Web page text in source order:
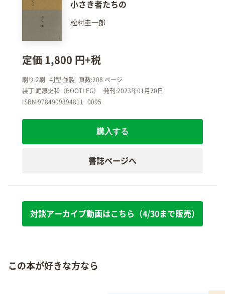
小さき者たちの
松村圭一郎
定価 1,800 円+税
刷り:2刷 判型:並製
頁数:208 ページ
装丁:尾原史和（BOOTLEG）
発刊:2023年01月20日
ISBN:9784909394811
0095
購入する
書誌ページへ
対談アーカイブ動画はこちら（4/30まで販売）
この本が好きな方なら